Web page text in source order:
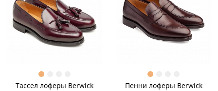
Тассел лоферы Berwick
Пенни лоферы Berwick